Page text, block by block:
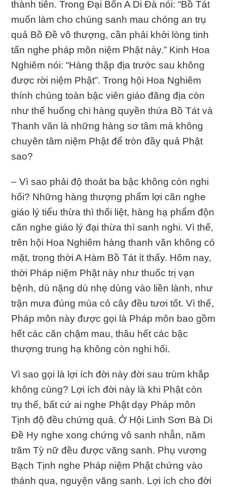
thành tiên. Trong Đại Bổn A Di Đà nói: “Bồ Tát
muốn làm cho chúng sanh mau chóng an trụ
quả Bồ Đề vô thượng, cần phải khởi lòng tinh
tấn nghe pháp môn niệm Phật này.” Kinh Hoa
Nghiêm nói: “Hàng thập địa trước sau không
được rời niệm Phật”. Trong hội Hoa Nghiêm
thính chúng toàn bậc viên giáo đăng địa còn
như thế huống chi hàng quyền thứa Bồ Tát và
Thanh văn là những hàng sơ tâm mà không
chuyên tâm niệm Phật để tròn đầy quả Phật
sao?
– Vì sao phải độ thoát ba bậc không còn nghi
hối? Những hàng thượng phẩm lợi căn nghe
giáo lý tiểu thừa thì thối liệt, hàng hạ phẩm độn
căn nghe giáo lý đại thừa thì sanh nghi. Vì thế,
trên hội Hoa Nghiêm hàng thanh văn không có
mặt, trong thời A Hàm Bồ Tát ít thấy. Hôm nay,
thời Pháp niệm Phật này như thuốc trị vạn
bệnh, dù nặng dù nhẹ dùng vào liền lành, như
trận mưa đúng mùa cỏ cây đều tươi tốt. Vì thế,
Pháp môn này được gọi là Pháp môn bao gồm
hết các căn chậm mau, thâu hết các bậc
thượng trung hạ không còn nghi hối.
Vì sao gọi là lợi ích đời này đời sau trùm khắp
không cùng? Lợi ích đời này là khi Phật còn
trụ thế, bất cứ ai nghe Phật dạy Pháp môn
Tịnh độ đều chứng quả. Ở Hội Linh Sơn Bà Di
Đề Hy nghe xong chứng vô sanh nhẫn, năm
trăm Tỳ nữ đều được vãng sanh. Phụ vương
Bạch Tịnh nghe Pháp niệm Phật chứng vào
thánh qua, nguyện vãng sanh. Lợi ích cho đời